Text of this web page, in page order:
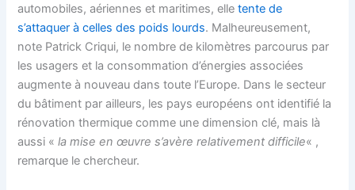
automobiles, aériennes et maritimes, elletente de
s’attaquer à celles des poids lourds. Malheureusement,
note Patrick Criqui, le nombre de kilomètres parcourus par
les usagers et la consommation d’énergies associées
augmente à nouveau dans toute l’Europe. Dans le secteur
du bâtiment par ailleurs, les pays européens ont identifié la
rénovation thermique comme une dimension clé, mais là
aussi «la mise en œuvre s’avère relativement difficile« ,
remarque le chercheur.